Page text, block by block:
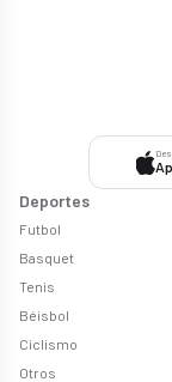
Deportes
Futbol
Basquet
Tenis
Béisbol
Ciclismo
Otros